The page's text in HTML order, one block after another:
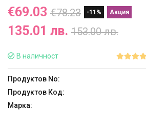
€69.03 €78.23 -11% Акция
135.01 лв. 153.00 лв.
В наличност
Продуктов No:
Продуктов Код:
Марка: